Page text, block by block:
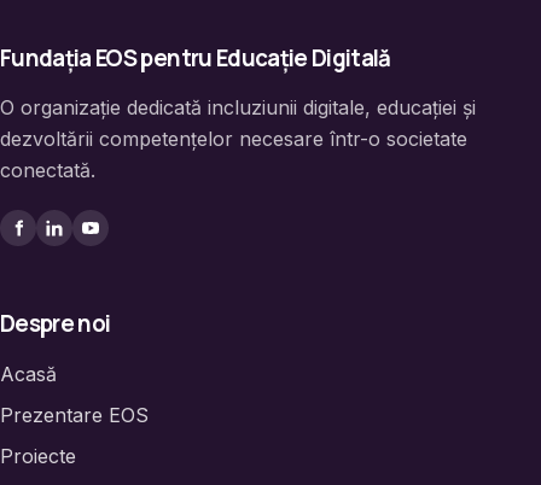
Fundația EOS pentru Educație Digitală
O organizație dedicată incluziunii digitale, educației și
dezvoltării competențelor necesare într-o societate
conectată.
Despre noi
Acasă
Prezentare EOS
Proiecte